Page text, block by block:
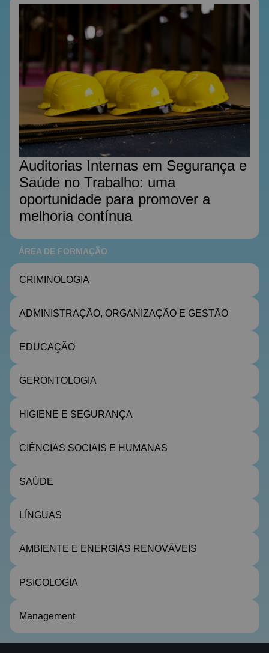
Auditorias Internas em Segurança e
Saúde no Trabalho: uma
oportunidade para promover a
melhoria contínua
ÁREA DE FORMAÇÃO
CRIMINOLOGIA
ADMINISTRAÇÃO, ORGANIZAÇÃO E GESTÃO
EDUCAÇÃO
GERONTOLOGIA
HIGIENE E SEGURANÇA
CIÊNCIAS SOCIAIS E HUMANAS
SAÚDE
LÍNGUAS
AMBIENTE E ENERGIAS RENOVÁVEIS
PSICOLOGIA
Management